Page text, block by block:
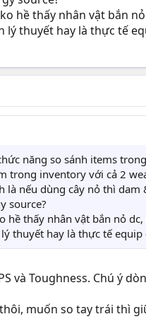
hề thấy nhân vật bắn
thuyết hay là thực tế
năng so sánh items
trong inventory với cả 2
là nếu dùng cây nỏ thì dam
source?
hề thấy nhân vật bắn nỏ
thuyết hay là thực tế
và Toughness. Chú ý
muốn so tay trái thì